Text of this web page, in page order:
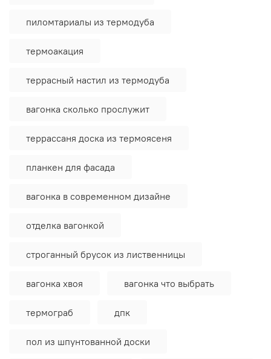
пиломтариалы из термодуба
термоакация
террасный настил из термодуба
вагонка сколько прослужит
террассаня доска из термоясеня
планкен для фасада
вагонка в современном дизайне
отделка вагонкой
строганный брусок из лиственницы
вагонка хвоя вагонка что выбрать
термограб дпк
пол из шпунтованной доски